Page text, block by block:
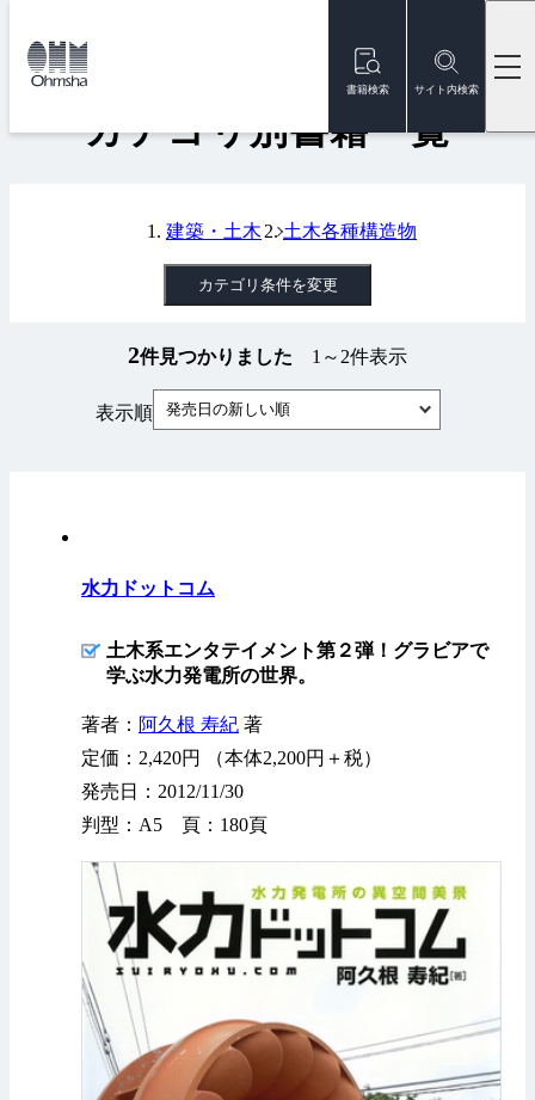
書籍検索 サイト内検索
トップ
カテゴリ別書籍一覧
建築・土木 土木各種構造物
カテゴリ条件を変更
2件見つかりました 1～2件表示
表示順 発売日の新しい順
水力ドットコム
土木系エンタテイメント第２弾！グラビアで
学ぶ水力発電所の世界。
著者： 阿久根 寿紀 著
定価：2,420円 （本体2,200円＋税）
発売日：2012/11/30
判型：A5 頁：180頁